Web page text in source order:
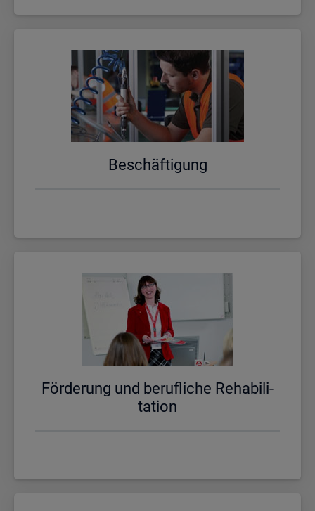
Be­schäf­ti­gung
För­de­rung und be­ruf­li­che Re­ha­bi­li­
ta­ti­on